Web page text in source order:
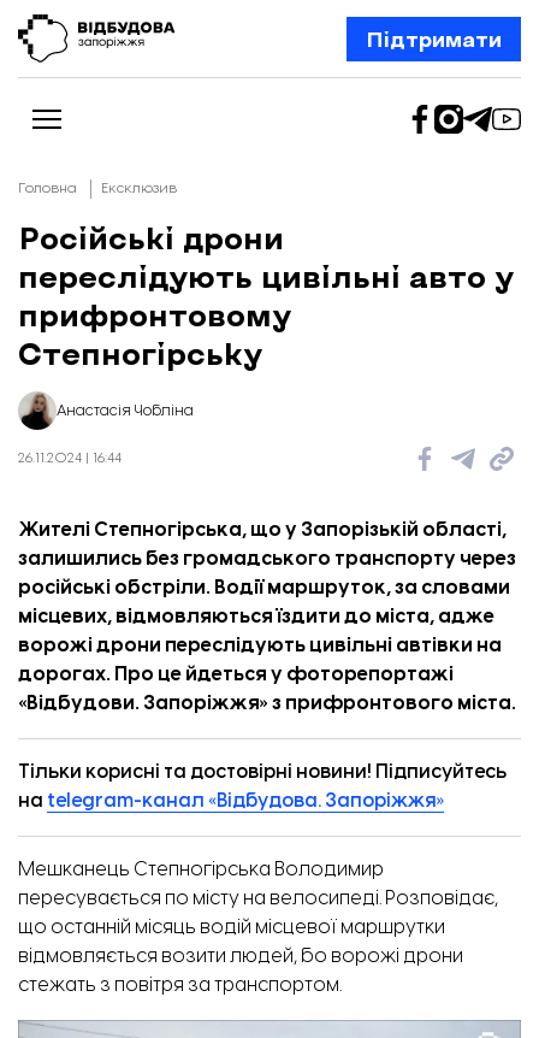
Підтримати
Новини
Відбудова Запоріжжя
Ексклюзив
Бізнес
Шлях додому
Колонки
Про нас
Редакційна політика
Головна Ексклюзив
Російські дрони
переслідують цивільні авто у
прифронтовому
Степногірську
Анастасія Чобліна
26.11.2024 | 16:44
Жителі Степногірська, що у Запорізькій області,
залишились без громадського транспорту через
російські обстріли. Водії маршруток, за словами
місцевих, відмовляються їздити до міста, адже
ворожі дрони переслідують цивільні автівки на
дорогах. Про це йдеться у фоторепортажі
«Відбудови. Запоріжжя» з прифронтового міста.
Тільки корисні та достовірні новини! Підписуйтесь
на telegram-канал «Відбудова. Запоріжжя»
Мешканець Степногірська Володимир
пересувається по місту на велосипеді. Розповідає,
що останній місяць водій місцевої маршрутки
відмовляється возити людей, бо ворожі дрони
стежать з повітря за транспортом.